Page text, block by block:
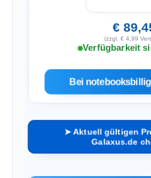
€
(zzgl. € 4,99
Verfügbarkeit
Bei
➤ Aktuell gültigen
Galaxus.de